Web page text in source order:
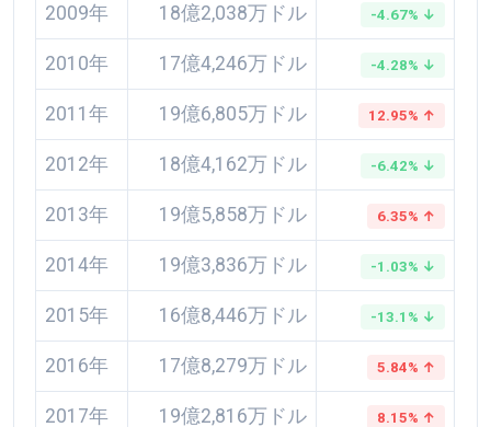
2009年 18億2,038万ドル -4.67% ↓
2010年 17億4,246万ドル -4.28% ↓
2011年 19億6,805万ドル 12.95% ↑
2012年 18億4,162万ドル -6.42% ↓
2013年 19億5,858万ドル 6.35% ↑
2014年 19億3,836万ドル -1.03% ↓
2015年 16億8,446万ドル -13.1% ↓
2016年 17億8,279万ドル 5.84% ↑
2017年 19億2,816万ドル 8.15% ↑